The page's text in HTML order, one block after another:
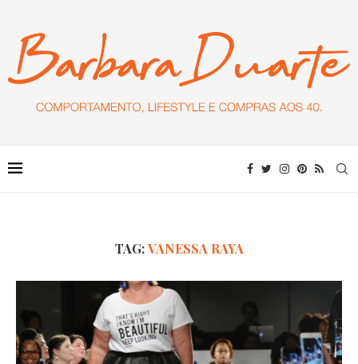
TAG:VANESSA RAYA